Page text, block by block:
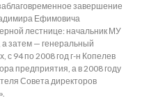
завершение
Ефимовича
лестнице: начальник МУ
затем — генеральный
с 94 по 2008 год г-н Копелев
предприятия, а в 2008 году
Совета директоров